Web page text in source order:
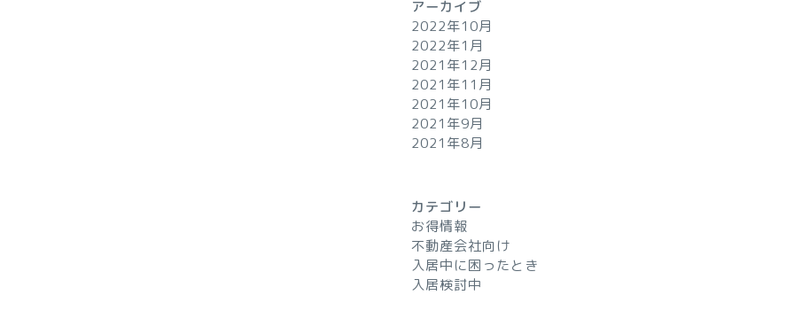
アーカイブ
2022年10月
2022年1月
2021年12月
2021年11月
2021年10月
2021年9月
2021年8月
カテゴリー
お得情報
不動産会社向け
入居中に困ったとき
入居検討中